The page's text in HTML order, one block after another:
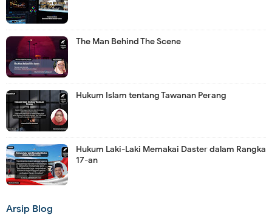
The Man Behind The Scene
Hukum Islam tentang Tawanan Perang
Hukum Laki-Laki Memakai Daster dalam Rangka
17-an
Arsip Blog